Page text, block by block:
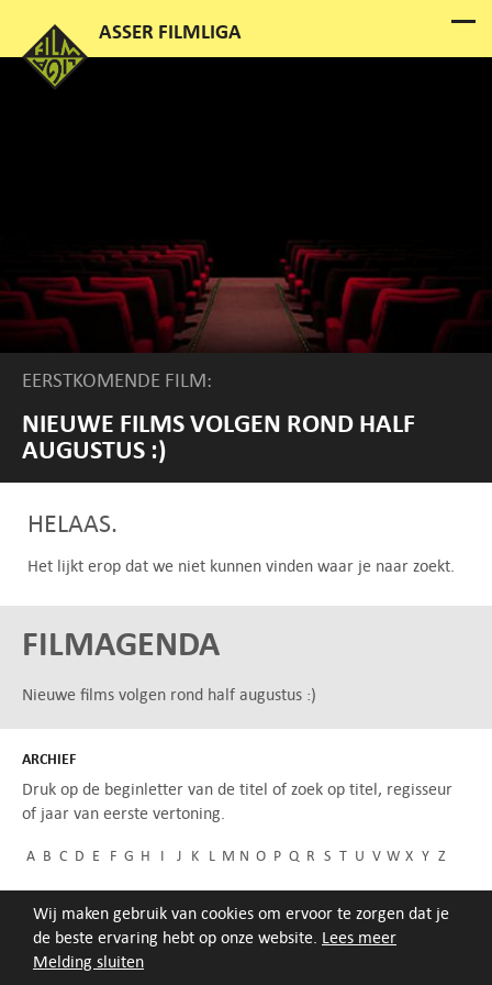
Melding sluiten
Wij maken gebruik van cookies om ervoor te zorgen dat je
de beste ervaring hebt op onze website. Lees meer
EERSTKOMENDE FILM:
NIEUWE FILMS VOLGEN ROND HALF
AUGUSTUS :)
HELAAS.
Het lijkt erop dat we niet kunnen vinden waar je naar zoekt.
FILMAGENDA
Nieuwe films volgen rond half augustus :)
ARCHIEF
Druk op de beginletter van de titel of zoek op titel, regisseur
of jaar van eerste vertoning.
A B C D E F G H I J K L M N O P Q R S T U V W X Y Z